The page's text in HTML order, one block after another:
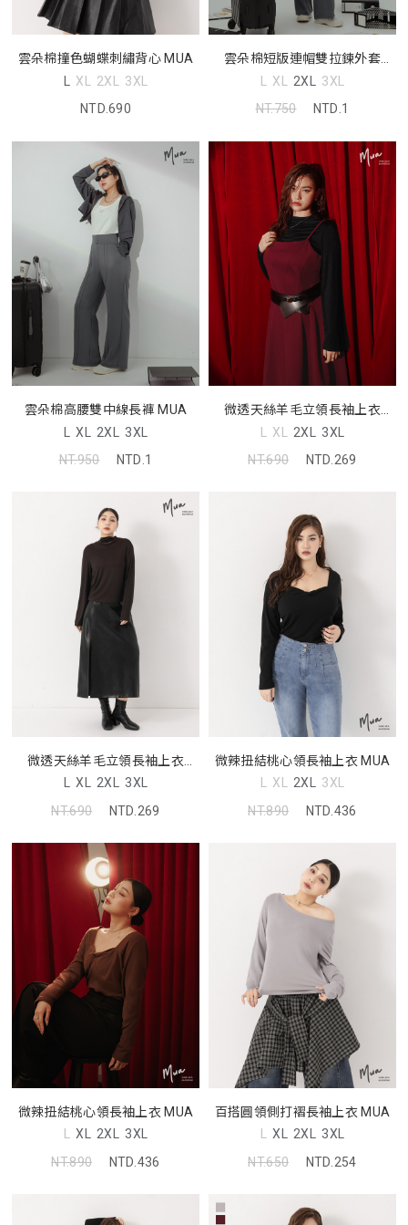
雲朵棉撞色蝴蝶刺繡背心 MUA
L XL 2XL 3XL
NTD.690
雲朵棉短版連帽雙拉鍊外套
MUA
L XL 2XL 3XL
NT.750
NTD.1
雲朵棉高腰雙中線長褲 MUA
L XL 2XL 3XL
NT.950
NTD.1
微透天絲羊毛立領長袖上衣
MUA
L XL 2XL 3XL
NT.690
NTD.269
微透天絲羊毛立領長袖上衣
MUA
L XL 2XL 3XL
NT.690
NTD.269
微辣扭結桃心領長袖上衣 MUA
L XL 2XL 3XL
NT.890
NTD.436
微辣扭結桃心領長袖上衣 MUA
L XL 2XL 3XL
NT.890
NTD.436
百搭圓領側打褶長袖上衣 MUA
L XL 2XL 3XL
NT.650
NTD.254